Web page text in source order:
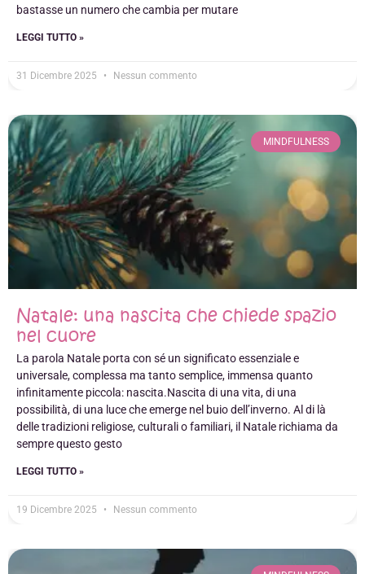
bastasse un numero che cambia per mutare
LEGGI TUTTO »
31 Dicembre 2025 Nessun commento
MINDFULNESS
Natale: una nascita che chiede spazio
nel cuore
La parola Natale porta con sé un significato essenziale e
universale, complessa ma tanto semplice, immensa quanto
infinitamente piccola: nascita.Nascita di una vita, di una
possibilità, di una luce che emerge nel buio dell’inverno. Al di là
delle tradizioni religiose, culturali o familiari, il Natale richiama da
sempre questo gesto
LEGGI TUTTO »
19 Dicembre 2025 Nessun commento